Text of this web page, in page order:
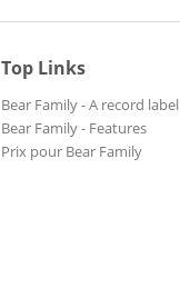
Top Links
Bear Family - A record label
Bear Family - Features
Prix pour Bear Family